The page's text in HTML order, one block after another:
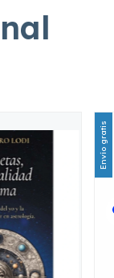
Envío gratis